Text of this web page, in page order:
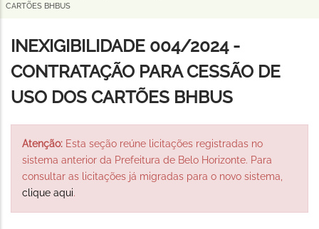
de
navegação
CARTÕES BHBUS
INEXIGIBILIDADE 004/2024 -
CONTRATAÇÃO PARA CESSÃO DE
USO DOS CARTÕES BHBUS
Atenção: Esta seção reúne licitações registradas no
sistema anterior da Prefeitura de Belo Horizonte. Para
consultar as licitações já migradas para o novo sistema,
clique aqui.